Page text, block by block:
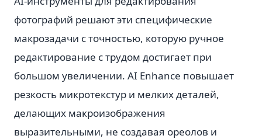
фотографий решают эти специфические
макрозадачи с точностью, которую ручное
редактирование с трудом достигает при
большом увеличении. AI Enhance повышает
резкость микротекстур и мелких деталей,
делающих макроизображения
выразительными, не создавая ореолов и